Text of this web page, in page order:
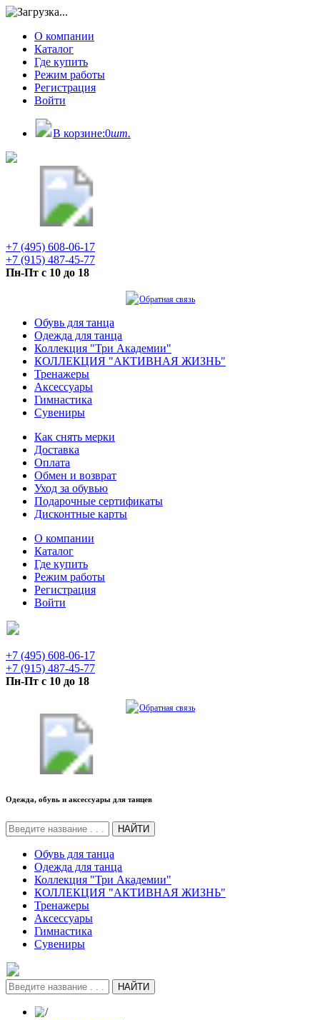
О компании
Каталог
Где купить
Режим работы
Регистрация
Войти
В корзине:0шт.
+7 (495) 608-06-17
+7 (915) 487-45-77
Пн-Пт с 10 до 18
Обратная связь
Обувь для танца
Одежда для танца
Коллекция "Три Академии"
КОЛЛЕКЦИЯ "АКТИВНАЯ ЖИЗНЬ"
Тренажеры
Аксессуары
Гимнастика
Сувениры
Как снять мерки
Доставка
Оплата
Обмен и возврат
Уход за обувью
Подарочные сертификаты
Дисконтные карты
О компании
Каталог
Где купить
Режим работы
Регистрация
Войти
+7 (495) 608-06-17
+7 (915) 487-45-77
Пн-Пт с 10 до 18
Обратная связь
Одежда, обувь и аксессуары для танцев
НАЙТИ
Обувь для танца
Одежда для танца
Коллекция "Три Академии"
КОЛЛЕКЦИЯ "АКТИВНАЯ ЖИЗНЬ"
Тренажеры
Аксессуары
Гимнастика
Сувениры
НАЙТИ
/